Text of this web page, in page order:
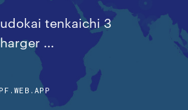
tenkaichi 3
...